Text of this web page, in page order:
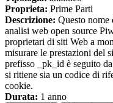
Proprieta: Prime Parti
Descrizione: Questo nome
analisi web open source
proprietari di siti Web a
misurare le prestazioni del
prefisso _pk_id è seguito
si ritiene sia un codice di
cookie.
Durata: 1 anno